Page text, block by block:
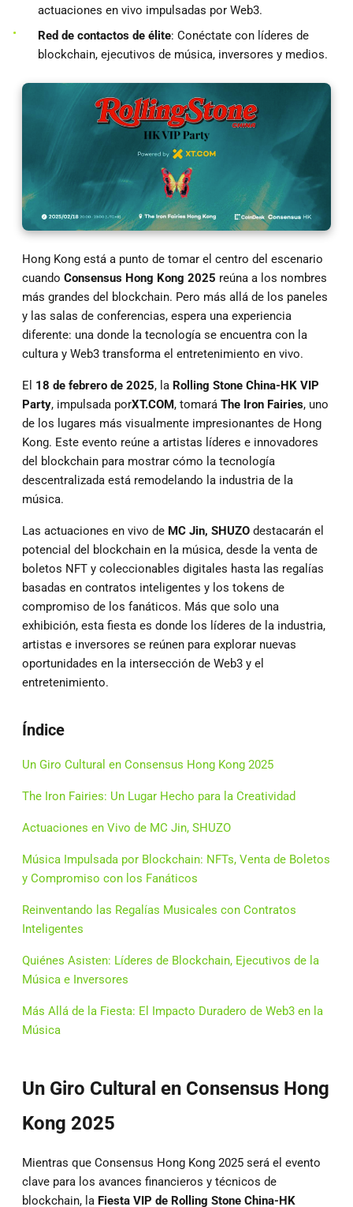
actuaciones en vivo impulsadas por Web3.
Red de contactos de élite: Conéctate con líderes de
blockchain, ejecutivos de música, inversores y medios.
Hong Kong está a punto de tomar el centro del escenario
cuando Consensus Hong Kong 2025 reúna a los nombres
más grandes del blockchain. Pero más allá de los paneles
y las salas de conferencias, espera una experiencia
diferente: una donde la tecnología se encuentra con la
cultura y Web3 transforma el entretenimiento en vivo.
El 18 de febrero de 2025, la Rolling Stone China-HK VIP
Party, impulsada porXT.COM, tomará The Iron Fairies, uno
de los lugares más visualmente impresionantes de Hong
Kong. Este evento reúne a artistas líderes e innovadores
del blockchain para mostrar cómo la tecnología
descentralizada está remodelando la industria de la
música.
Las actuaciones en vivo de MC Jin, SHUZO destacarán el
potencial del blockchain en la música, desde la venta de
boletos NFT y coleccionables digitales hasta las regalías
basadas en contratos inteligentes y los tokens de
compromiso de los fanáticos. Más que solo una
exhibición, esta fiesta es donde los líderes de la industria,
artistas e inversores se reúnen para explorar nuevas
oportunidades en la intersección de Web3 y el
entretenimiento.
Índice
Un Giro Cultural en Consensus Hong Kong 2025
The Iron Fairies: Un Lugar Hecho para la Creatividad
Actuaciones en Vivo de MC Jin, SHUZO
Música Impulsada por Blockchain: NFTs, Venta de Boletos
y Compromiso con los Fanáticos
Reinventando las Regalías Musicales con Contratos
Inteligentes
Quiénes Asisten: Líderes de Blockchain, Ejecutivos de la
Música e Inversores
Más Allá de la Fiesta: El Impacto Duradero de Web3 en la
Música
Un Giro Cultural en Consensus Hong
Kong 2025
Mientras que Consensus Hong Kong 2025 será el evento
clave para los avances financieros y técnicos de
blockchain, la Fiesta VIP de Rolling Stone China-HK